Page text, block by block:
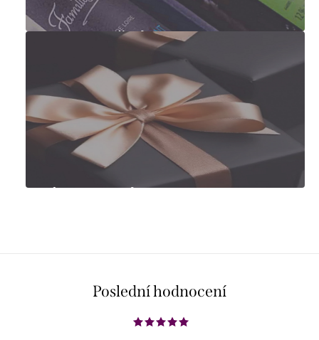
Degustační sady
Tipy na dárky
Poslední hodnocení